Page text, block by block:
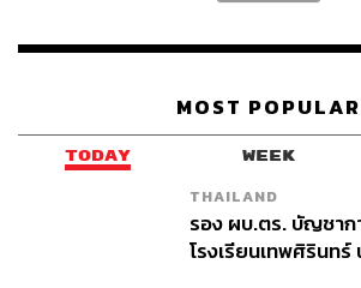
33% และ Downtime ของระบบลดลง 66%
“การยกเครื่องทั้งระบบตลอดระยะเวลาที่
สนองความต้องการของลูกค้า และเป็นที่
Banking Horizontal Scale Project ที่เรา
เดือนตุลาคม ปี 2566 ซึ่งการยกระดับการ
เป็นการเพิ่มระบบ Core Banking เข้าไป
ประสิทธิภาพการทำงานของระบบอีกเท่า
ว่าการอัปเกรดครั้งนี้จะสามารถรองรับกา
MOST POPULAR
TODAY WEEK
THAILAND
รอง ผบ.ตร. บัญชาก
โรงเรียนเทพศิรินท